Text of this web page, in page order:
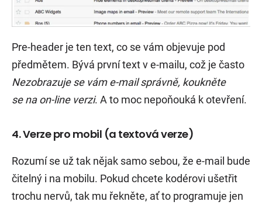
Pre-header je ten text, co se vám objevuje pod
předmětem. Bývá první text v e-mailu, což je často
Nezobrazuje se vám e-mail správně, koukněte
se na on-line verzi. A to moc nepoňouká k otevření.
4. Verze pro mobil (a textová verze)
Rozumí se už tak nějak samo sebou, že e-mail bude
čitelný i na mobilu. Pokud chcete kodérovi ušetřit
trochu nervů, tak mu řekněte, ať to programuje jen